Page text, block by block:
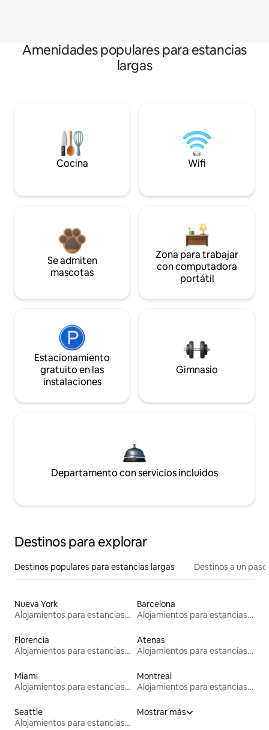
Amenidades populares para estancias
largas
Cocina Wifi
Se admiten
mascotas
Zona para trabajar
con computadora
portátil
Estacionamiento
gratuito en las
instalaciones
Gimnasio
Departamento con servicios incluidos
Destinos para explorar
Destinos populares para estancias largas Destinos a un
Nueva York
Alojamientos para estancias largas
Barcelona
Alojamientos para estancias largas
Florencia
Alojamientos para estancias largas
Atenas
Alojamientos para estancias largas
Miami
Alojamientos para estancias largas
Montreal
Alojamientos para estancias largas
Seattle
Alojamientos para estancias largas
Mostrar más